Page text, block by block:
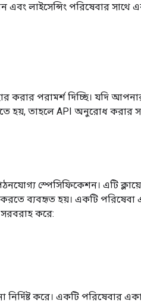
লাইসেন্সিং পরিষেবার সাথে
করার পরামর্শ দিচ্ছি। যদি
হয়, তাহলে API অনুরোধ করার
স্পেসিফিকেশন। এটি
করতে ব্যবহৃত হয়। একটি
করে:
করে। একটি পরিষেবার